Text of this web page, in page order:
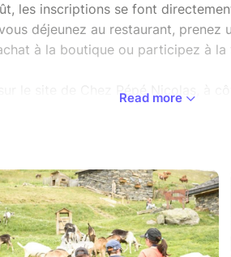
les inscriptions se font
déjeunez au restaurant, prenez
à la boutique ou participez à la
le site de Chez Pépé Nicolas, à
table de réserver au restaurant
ou d'acheter des produits
de réserver la traite des
Read more